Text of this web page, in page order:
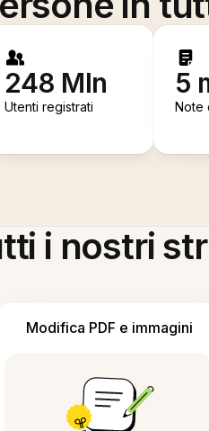
248 Mln
Utenti registrati
5
Note
i nostri
Modifica PDF e immagini